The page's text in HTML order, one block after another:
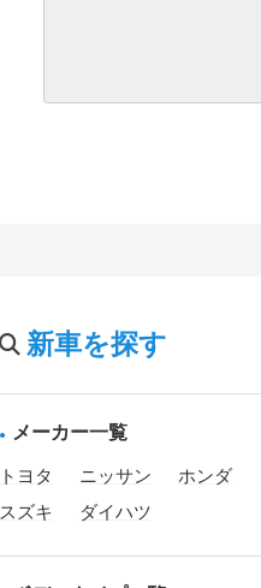
新車を探す
メーカー一覧
トヨタ ニッサン ホンダ
スズキ
ダイハツ